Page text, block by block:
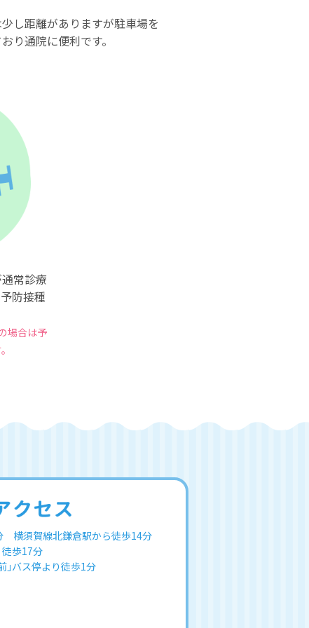
し距離がありますが駐車場を
り通院に便利です。
常診療
防接種
場合は予
横須賀線北鎌倉駅から徒歩14分
歩17分
｣バス停より徒歩1分